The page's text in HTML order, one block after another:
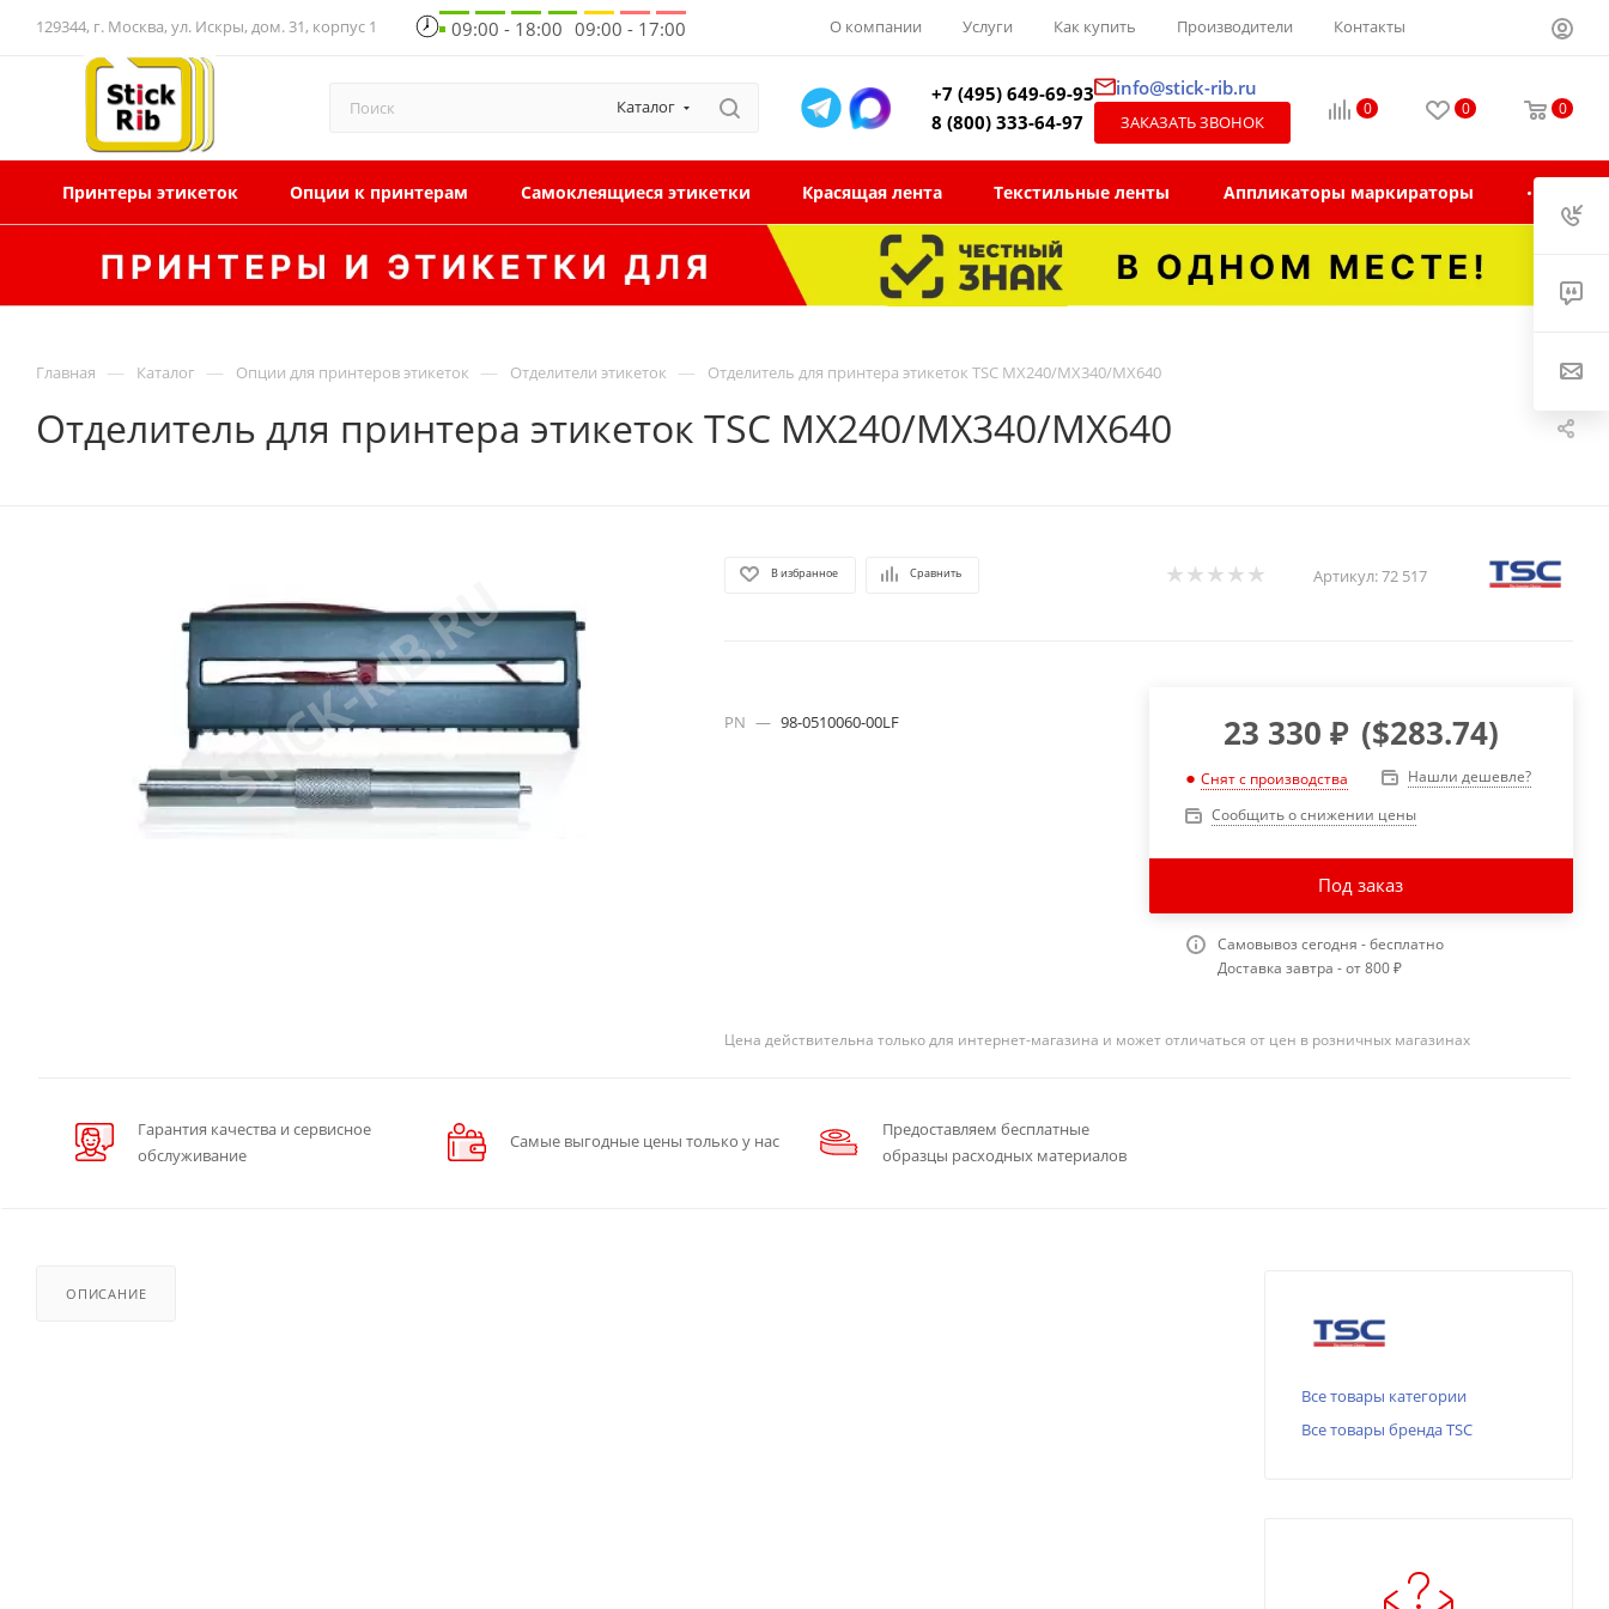
129344, г. Москва, ул. Искры, дом. 31, корпус 1 09:00 - 18:00 09:00 - 17:00 О компании Услуги Как купить Производители Контакты
Каталог
+7 (495) 649-69-93
8 (800) 333-64-97
info@stick-rib.ru
ЗАКАЗАТЬ ЗВОНОК
0 0 0
Принтеры этикеток Опции к принтерам Самоклеящиеся этикетки Красящая лента Текстильные ленты Аппликаторы маркираторы
Главная — Каталог — Опции для принтеров этикеток — Отделители этикеток — Отделитель для принтера этикеток TSC MX240/MX340/MX640
Отделитель для принтера этикеток TSC MX240/MX340/MX640
В избранное Сравнить Артикул:72 517
PN — 98-0510060-00LF 23 330 ₽ ($283.74)
Снят с производства
Нашли дешевле?
Сообщить о снижении цены
Под заказ
Самовывоз сегодня - бесплатно
Доставка завтра - от 800 ₽
Цена действительна только для интернет-магазина и может отличаться от цен в розничных магазинах
Гарантия качества и сервисное
обслуживание
Самые выгодные цены только у нас
Предоставляем бесплатные
образцы расходных материалов
ОПИСАНИЕ
Все товары категории
Все товары бренда TSC